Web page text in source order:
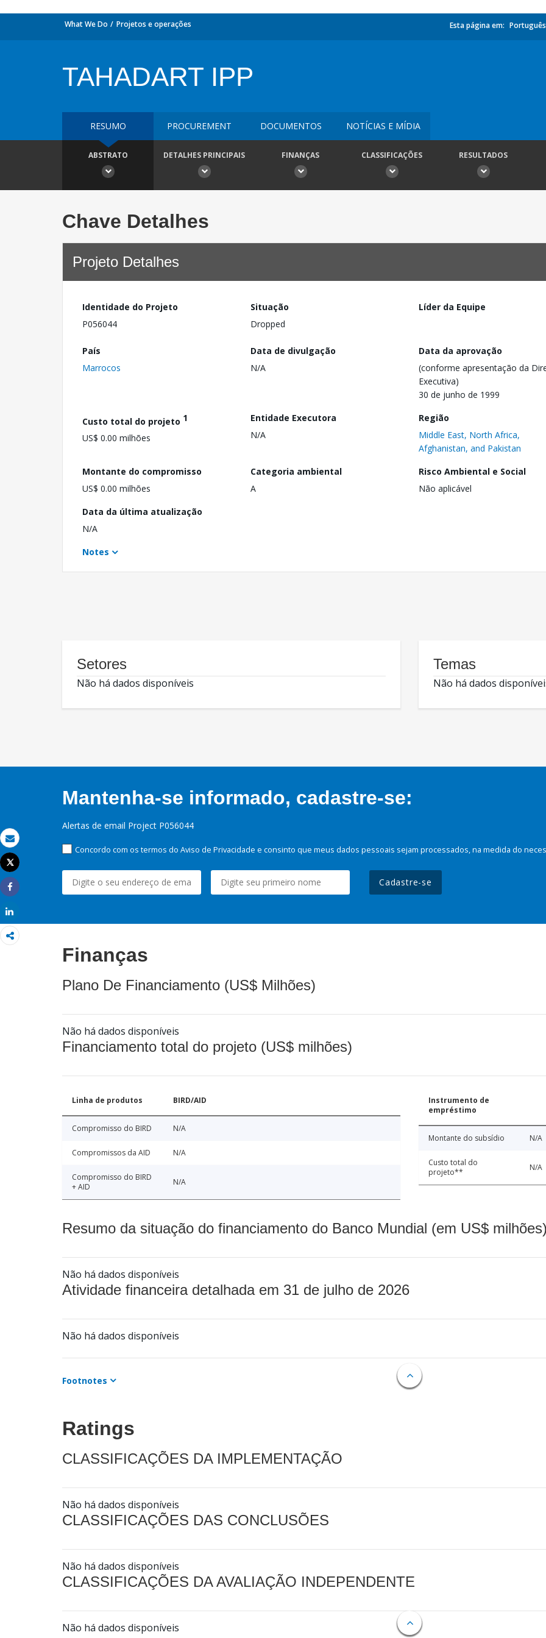
Email
Imprimir
Tweet
Share
What We Do Projetos e operações Esta página em: Português
TAHADART IPP
RESUMO PROCUREMENT DOCUMENTOS NOTÍCIAS E MÍDIA
ABSTRATO DETALHES PRINCIPAIS FINANÇAS CLASSIFICAÇÕES RESULTADOS
Chave Detalhes
Projeto Detalhes
Identidade do Projeto
P056044
Situação
Dropped
Líder da Equipe
País
Marrocos
Data de divulgação
N/A
Data da aprovação
(conforme apresentação da
Executiva)
30 de junho de 1999
Custo total do projeto 1
US$ 0.00 milhões
Entidade Executora
N/A
Região
Middle East, North Africa,
Afghanistan, and Pakistan
Montante do compromisso
US$ 0.00 milhões
Categoria ambiental
A
Risco Ambiental e Social
Não aplicável
Data da última atualização
N/A
Notes
Setores
Não há dados disponíveis
Temas
Não há dados
Mantenha-se informado, cadastre-se:
Alertas de email Project P056044
Concordo com os termos do Aviso de Privacidade e consinto que meus dados pessoais sejam processados, na medida do
Cadastre-se
Finanças
Plano De Financiamento (US$ Milhões)
Não há dados disponíveis
Financiamento total do projeto (US$ milhões)
Linha de produtos BIRD/AID
Compromisso do BIRD N/A
Compromissos da AID N/A
Compromisso do BIRD
+ AID
N/A
Instrumento de
empréstimo
Montante do subsídio N/A
Custo total do
projeto**
N/A
Resumo da situação do financiamento do Banco Mundial (em US$
Não há dados disponíveis
Atividade financeira detalhada em 31 de julho de 2026
Não há dados disponíveis
Footnotes
Ratings
CLASSIFICAÇÕES DA IMPLEMENTAÇÃO
Não há dados disponíveis
CLASSIFICAÇÕES DAS CONCLUSÕES
Não há dados disponíveis
CLASSIFICAÇÕES DA AVALIAÇÃO INDEPENDENTE
Não há dados disponíveis